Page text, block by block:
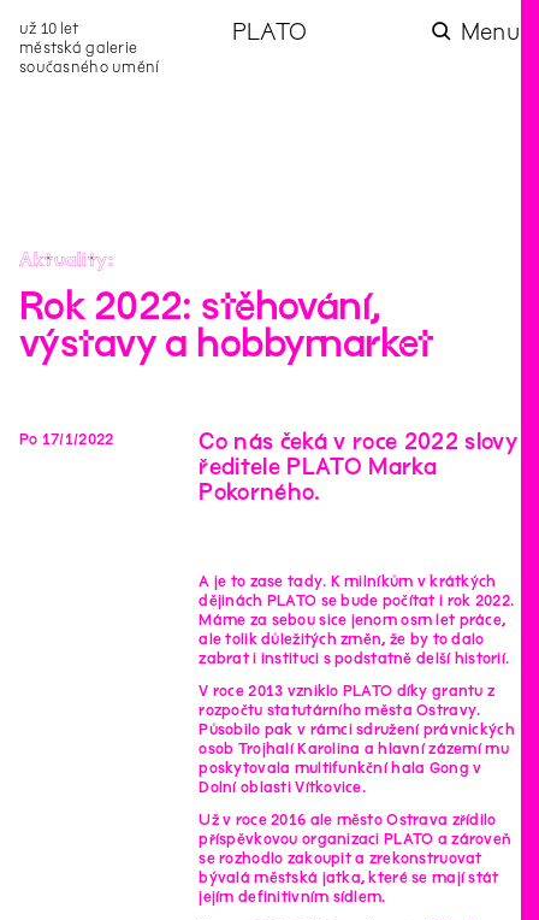
už 10 let
městská galerie
současného umění
PLATO Menu
Aktuality
Rok 2022: stěhování,
výstavy a hobbymarket
Po 17/1/2022
Co nás čeká v roce 2022 slovy
ředitele PLATO Marka
Pokorného.
A je to zase tady. K milníkům v krátkých
dějinách PLATO se bude počítat i rok 2022.
Máme za sebou sice jenom osm let práce,
ale tolik důležitých změn, že by to dalo
zabrat i instituci s podstatně delší historií.
V roce 2013 vzniklo PLATO díky grantu z
rozpočtu statutárního města Ostravy.
Působilo pak v rámci sdružení právnických
osob Trojhalí Karolina a hlavní zázemí mu
poskytovala multifunkční hala Gong v
Dolní oblasti Vítkovice.
Už v roce 2016 ale město Ostrava zřídilo
příspěvkovou organizaci PLATO a zároveň
se rozhodlo zakoupit a zrekonstruovat
bývalá městská jatka, které se mají stát
jejím definitivním sídlem.